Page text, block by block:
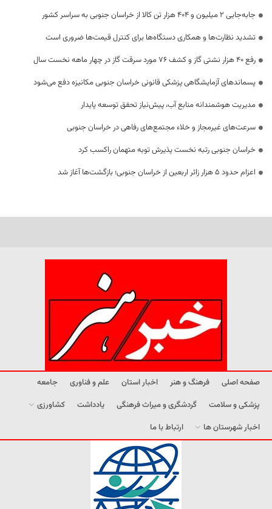
جابه‌جایی 2 میلیون و 404 هزار تن کالا از خراسان جنوبی به سراسر کشور
تشدید نظارت‌ها و همکاری دستگاه‌ها برای کنترل قیمت‌ها ضروری است
رفع 40 هزار نشتی گاز و کشف 76 مورد سرقت گاز در چهار ماهه نخست سال
پسماندهای آزمایشگاهی پزشکی قانونی خراسان جنوبی مکانیزه دفع می‌شود
مدیریت هوشمندانه منابع آب، پیش‌نیاز تحقق توسعه پایدار
سرعت‌های غیرمجاز و خلاء مجتمع‌های رفاهی در خراسان جنوبی
خراسان جنوبی رتبه نخست پذیرش توبه متهمان راکسب کرد
اعزام حدود 5 هزار زائر اربعین از خراسان جنوبی؛ بازگشت‌ها آغاز شد
صفحه اصلی فرهنگ و هنر اخبار استان علم و فناوری
جامعه
پزشکی و سلامت
گردشگری و میراث فرهنگی یادداشت
کشاورزی
اخبار شهرستان ها
ارتباط با ما